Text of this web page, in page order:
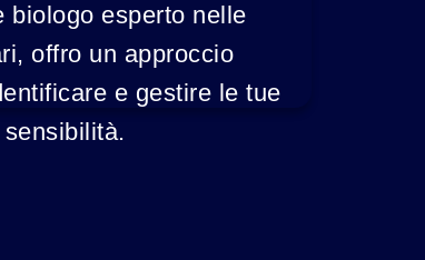
biologo esperto nelle
offro un approccio
e gestire le tue